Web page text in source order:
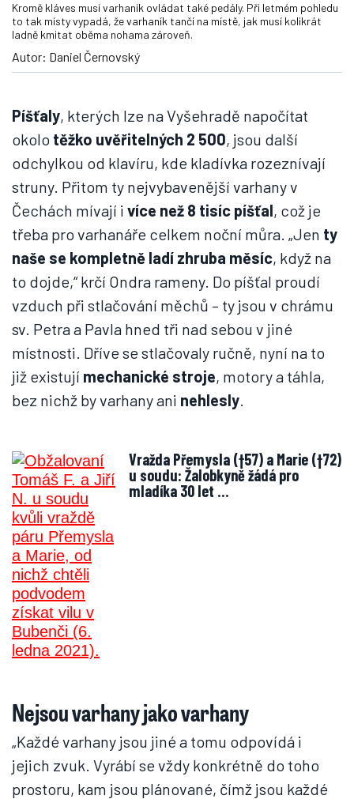
Kromě kláves musí varhaník ovládat také pedály. Při letmém pohledu
to tak místy vypadá, že varhaník tančí na místě, jak musí kolikrát
ladně kmitat oběma nohama zároveň.
Autor: Daniel Černovský
Píšťaly, kterých lze na Vyšehradě napočítat
okolo těžko uvěřitelných 2 500, jsou další
odchylkou od klavíru, kde kladívka rozeznívají
struny. Přitom ty nejvybavenější varhany v
Čechách mívají i více než 8 tisíc píšťal, což je
třeba pro varhanáře celkem noční můra. „Jen ty
naše se kompletně ladí zhruba měsíc, když na
to dojde,“ krčí Ondra rameny. Do píšťal proudí
vzduch při stlačování měchů – ty jsou v chrámu
sv. Petra a Pavla hned tři nad sebou v jiné
místnosti. Dříve se stlačovaly ručně, nyní na to
již existují mechanické stroje, motory a táhla,
bez nichž by varhany ani nehlesly.
Vražda Přemysla (†57) a Marie (†72)
u soudu: Žalobkyně žádá pro
mladíka 30 let …
Nejsou varhany jako varhany
„Každé varhany jsou jiné a tomu odpovídá i
jejich zvuk. Vyrábí se vždy konkrétně do toho
prostoru, kam jsou plánované, čímž jsou každé